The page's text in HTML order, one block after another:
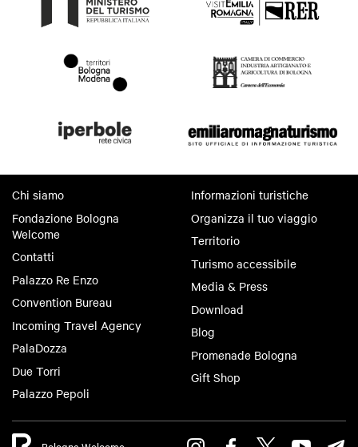
Chi siamo
Fondazione Bologna
Welcome
Contatti
Palazzo Re Enzo
Convention Bureau
Incoming Travel Agency
PalaDozza
Due Torri
Palazzo Pepoli
Informazioni turistiche
Organizza il tuo viaggio
Territorio
Turismo accessibile
Media & Press
Download
Blog
Promenade Bologna
Gift Shop